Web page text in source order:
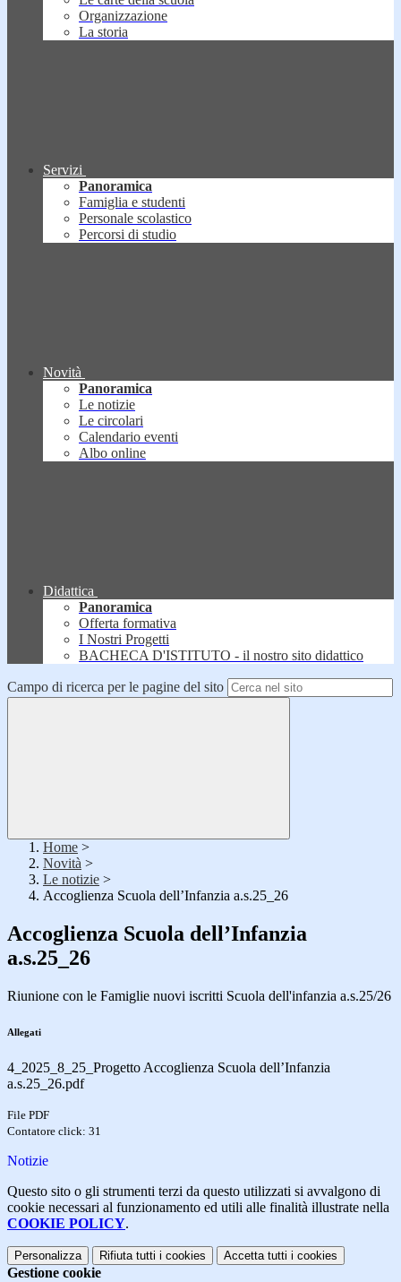
Organizzazione
La storia
Servizi
Panoramica
Famiglia e studenti
Personale scolastico
Percorsi di studio
Novità
Panoramica
Le notizie
Le circolari
Calendario eventi
Albo online
Didattica
Panoramica
Offerta formativa
I Nostri Progetti
BACHECA D'ISTITUTO - il nostro sito didattico
Campo di ricerca per le pagine del sito
Home >
Novità >
Le notizie >
Accoglienza Scuola dell’Infanzia a.s.25_26
Accoglienza Scuola dell’Infanzia
a.s.25_26
Riunione con le Famiglie nuovi iscritti Scuola dell'infanzia a.s.25/26
Allegati
4_2025_8_25_Progetto Accoglienza Scuola dell’Infanzia
a.s.25_26.pdf
File PDF
Contatore click: 31
Notizie
Questo sito o gli strumenti terzi da questo utilizzati si avvalgono di
cookie necessari al funzionamento ed utili alle finalità illustrate nella
COOKIE POLICY.
Personalizza Rifiuta tutti i cookies Accetta tutti i cookies
Gestione cookie